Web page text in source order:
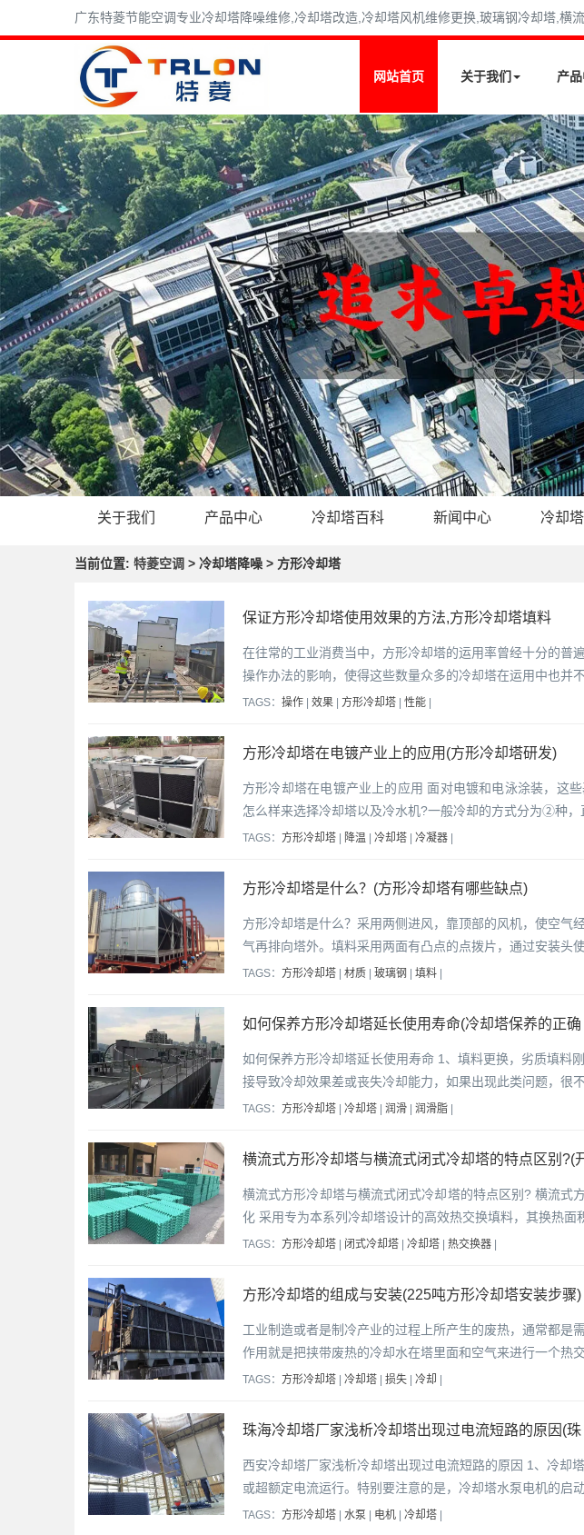
广东特菱节能空调专业冷却塔降噪维修,冷却塔改造,冷却塔风机维修更换,玻璃钢冷却塔,横
网站首页 关于我们 产
关于我们 产品中心 冷却塔百科 新闻中心 冷却
当前位置: 特菱空调 > 冷却塔降噪 > 方形冷却塔
保证方形冷却塔使用效果的方法,方形冷却塔填料
在往常的工业消费当中，方形冷却塔的运用率曾经十分的普
操作办法的影响，使得这些数量众多的冷却塔在运用中也并
TAGS： 操作 | 效果 | 方形冷却塔 | 性能 |
方形冷却塔在电镀产业上的应用(方形冷却塔研发)
方形冷却塔在电镀产业上的应用 面对电镀和电泳涂装，这
怎么样来选择冷却塔以及冷水机?一般冷却的方式分为②种，
TAGS： 方形冷却塔 | 降温 | 冷却塔 | 冷凝器 |
方形冷却塔是什么？(方形冷却塔有哪些缺点)
方形冷却塔是什么？采用两侧进风，靠顶部的风机，使空气
气再排向塔外。填料采用两面有凸点的点拨片，通过安装头
TAGS： 方形冷却塔 | 材质 | 玻璃钢 | 填料 |
如何保养方形冷却塔延长使用寿命(冷却塔保养的正确
如何保养方形冷却塔延长使用寿命 1、填料更换，劣质填料
接导致冷却效果差或丧失冷却能力，如果出现此类问题，很
TAGS： 方形冷却塔 | 冷却塔 | 润滑 | 润滑脂 |
横流式方形冷却塔与横流式闭式冷却塔的特点区别?(
横流式方形冷却塔与横流式闭式冷却塔的特点区别? 横流式
化 采用专为本系列冷却塔设计的高效热交换填料，其换热面
TAGS： 方形冷却塔 | 闭式冷却塔 | 冷却塔 | 热交换器 |
方形冷却塔的组成与安装(225吨方形冷却塔安装步骤)
工业制造或者是制冷产业的过程上所产生的废热，通常都是
作用就是把挟带废热的冷却水在塔里面和空气来进行一个热
TAGS： 方形冷却塔 | 冷却塔 | 损失 | 冷却 |
珠海冷却塔厂家浅析冷却塔出现过电流短路的原因(珠
西安冷却塔厂家浅析冷却塔出现过电流短路的原因 1、冷却
或超额定电流运行。特别要注意的是，冷却塔水泵电机的启
TAGS： 方形冷却塔 | 水泵 | 电机 | 冷却塔 |